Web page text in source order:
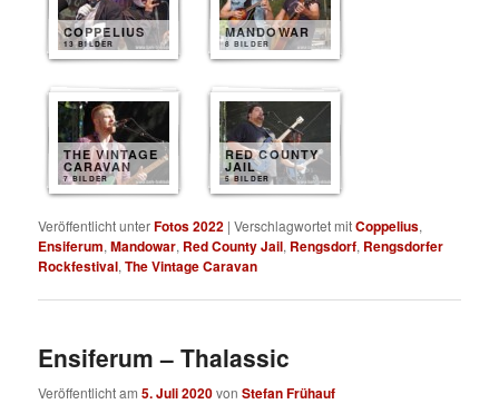
COPPELIUS
13 BILDER
MANDOWAR
8 BILDER
THE VINTAGE
CARAVAN
7 BILDER
RED COUNTY
JAIL
5 BILDER
Veröffentlicht unterFotos 2022 |Verschlagwortet mitCoppelius,
Ensiferum,Mandowar, Red County Jail, Rengsdorf, Rengsdorfer
Rockfestival,The Vintage Caravan
Ensiferum – Thalassic
Veröffentlicht am5. Juli 2020vonStefan Frühauf